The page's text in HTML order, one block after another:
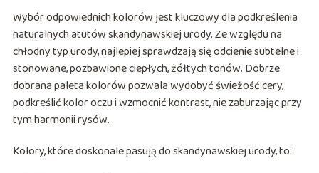
Wybór odpowiednich kolorów jest kluczowy dla podkreślenia
naturalnych atutów skandynawskiej urody. Ze względu na
chłodny typ urody, najlepiej sprawdzają się odcienie subtelne i
stonowane, pozbawione ciepłych, żółtych tonów. Dobrze
dobrana paleta kolorów pozwala wydobyć świeżość cery,
podkreślić kolor oczu i wzmocnić kontrast, nie zaburzając przy
tym harmonii rysów.
Kolory, które doskonale pasują do skandynawskiej urody, to: